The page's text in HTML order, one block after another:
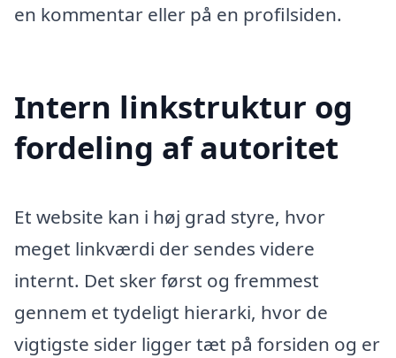
en kommentar eller på en profilsiden.
Intern linkstruktur og
fordeling af autoritet
Et website kan i høj grad styre, hvor
meget linkværdi der sendes videre
internt. Det sker først og fremmest
gennem et tydeligt hierarki, hvor de
vigtigste sider ligger tæt på forsiden og er